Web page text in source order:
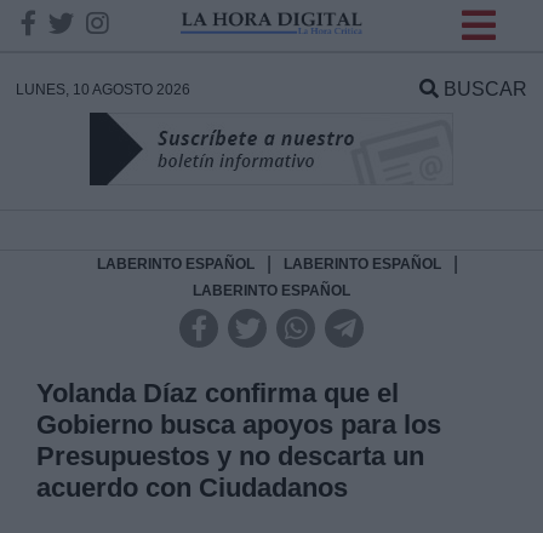
LUNES, 10 AGOSTO 2026 BUSCAR
LABERINTO ESPAÑOL LABERINTO ESPAÑOL
LABERINTO ESPAÑOL
Yolanda Díaz confirma que el
Gobierno busca apoyos para los
Presupuestos y no descarta un
acuerdo con Ciudadanos
DATOS
Responsable:
Destinatarios: